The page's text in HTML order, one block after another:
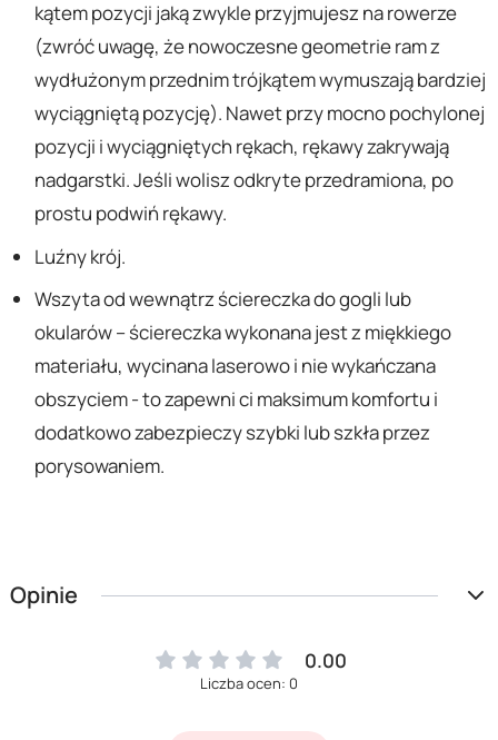
kątem pozycji jaką zwykle przyjmujesz na rowerze
(zwróć uwagę, że nowoczesne geometrie ram z
wydłużonym przednim trójkątem wymuszają bardziej
wyciągniętą pozycję). Nawet przy mocno pochylonej
pozycji i wyciągniętych rękach, rękawy zakrywają
nadgarstki. Jeśli wolisz odkryte przedramiona, po
prostu podwiń rękawy.
Luźny krój.
Wszyta od wewnątrz ściereczka do gogli lub
okularów – ściereczka wykonana jest z miękkiego
materiału, wycinana laserowo i nie wykańczana
obszyciem - to zapewni ci maksimum komfortu i
dodatkowo zabezpieczy szybki lub szkła przez
porysowaniem.
Opinie
0.00
Liczba ocen: 0